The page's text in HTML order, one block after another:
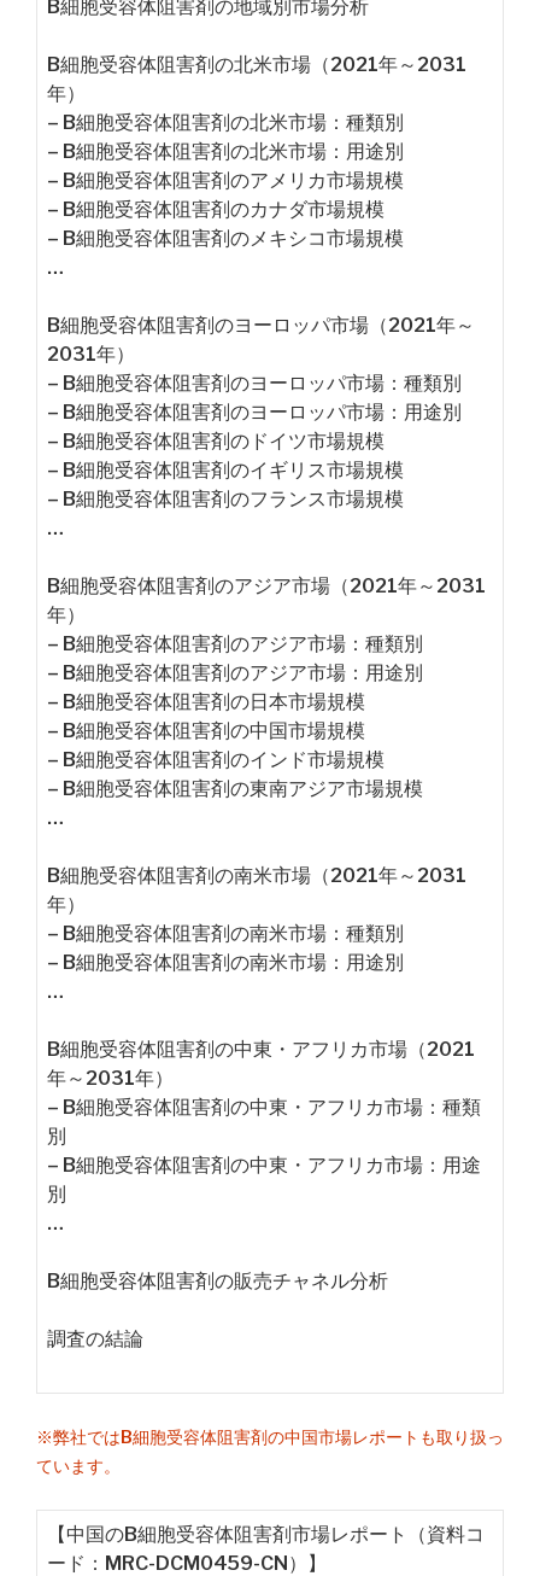
B細胞受容体阻害剤の地域別市場分析
B細胞受容体阻害剤の北米市場（2021年～2031
年）
– B細胞受容体阻害剤の北米市場：種類別
– B細胞受容体阻害剤の北米市場：用途別
– B細胞受容体阻害剤のアメリカ市場規模
– B細胞受容体阻害剤のカナダ市場規模
– B細胞受容体阻害剤のメキシコ市場規模
…
B細胞受容体阻害剤のヨーロッパ市場（2021年～
2031年）
– B細胞受容体阻害剤のヨーロッパ市場：種類別
– B細胞受容体阻害剤のヨーロッパ市場：用途別
– B細胞受容体阻害剤のドイツ市場規模
– B細胞受容体阻害剤のイギリス市場規模
– B細胞受容体阻害剤のフランス市場規模
…
B細胞受容体阻害剤のアジア市場（2021年～2031
年）
– B細胞受容体阻害剤のアジア市場：種類別
– B細胞受容体阻害剤のアジア市場：用途別
– B細胞受容体阻害剤の日本市場規模
– B細胞受容体阻害剤の中国市場規模
– B細胞受容体阻害剤のインド市場規模
– B細胞受容体阻害剤の東南アジア市場規模
…
B細胞受容体阻害剤の南米市場（2021年～2031
年）
– B細胞受容体阻害剤の南米市場：種類別
– B細胞受容体阻害剤の南米市場：用途別
…
B細胞受容体阻害剤の中東・アフリカ市場（2021
年～2031年）
– B細胞受容体阻害剤の中東・アフリカ市場：種類
別
– B細胞受容体阻害剤の中東・アフリカ市場：用途
別
…
B細胞受容体阻害剤の販売チャネル分析
調査の結論
※弊社ではB細胞受容体阻害剤の中国市場レポートも取り扱っ
ています。
【中国のB細胞受容体阻害剤市場レポート（資料コ
ード：MRC-DCM0459-CN）】